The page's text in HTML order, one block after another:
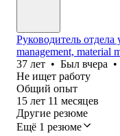
Руководитель
management, material
37 лет • Был вчера •
Не ищет работу
Общий опыт
15 лет 11 месяцев
Другие резюме
Ещё 1 резюме